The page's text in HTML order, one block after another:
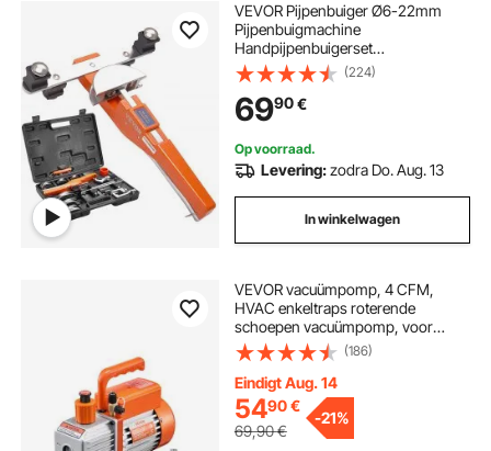
VEVOR Pijpenbuiger Ø6-22mm
Pijpenbuigmachine
Handpijpenbuigerset
Pijpenbuigapparaat Vooruit en
achteruit tot 90° + Pijpensnijder
voor airconditioning,
koelsystemen,
auto-/hydraulische/pneumatische
systemen
(224)
6990€
Op voorraad.
Levering:zodra Do. Aug. 13
In winkelwagen
VEVOR vacuümpomp, 4 CFM,
HVAC enkeltraps roterende
schoepen vacuümpomp, voor
R134a R22 R410a systemen, Auto
AC vacuümpomp kit met oliefles,
voor auto airconditioning
onderhoud en hars ontgassing
(186)
Eindigt Aug. 14
5490€
69,90€
-21%